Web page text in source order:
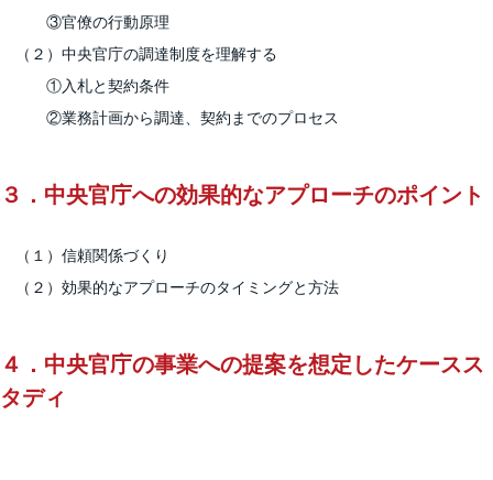
③官僚の行動原理
（２）中央官庁の調達制度を理解する
①入札と契約条件
②業務計画から調達、契約までのプロセス
３．中央官庁への効果的なアプローチのポイント
（１）信頼関係づくり
（２）効果的なアプローチのタイミングと方法
４．中央官庁の事業への提案を想定したケースス
タディ